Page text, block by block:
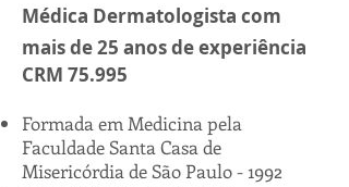
Médica Dermatologista com
mais de 25 anos de experiência
CRM 75.995
Formada em Medicina pela
Faculdade Santa Casa de
Misericórdia de São Paulo - 1992